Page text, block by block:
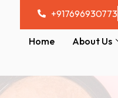
+917696930773
Home About Us